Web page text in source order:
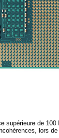
de
lors